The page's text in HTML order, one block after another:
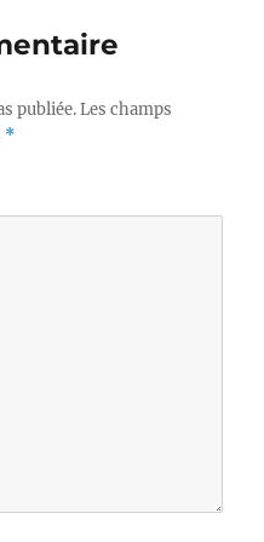
publiée. Les champs
*